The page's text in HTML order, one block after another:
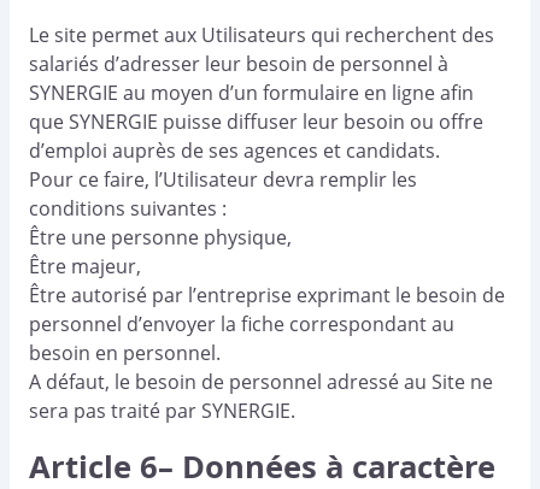
Le site permet aux Utilisateurs qui recherchent des
salariés d’adresser leur besoin de personnel à
SYNERGIE au moyen d’un formulaire en ligne afin
que SYNERGIE puisse diffuser leur besoin ou offre
d’emploi auprès de ses agences et candidats.
Pour ce faire, l’Utilisateur devra remplir les
conditions suivantes :
Être une personne physique,
Être majeur,
Être autorisé par l’entreprise exprimant le besoin de
personnel d’envoyer la fiche correspondant au
besoin en personnel.
A défaut, le besoin de personnel adressé au Site ne
sera pas traité par SYNERGIE.
Article 6– Données à caractère